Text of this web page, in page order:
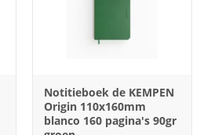
Notitieboek de KEMPEN
Origin 110x160mm
blanco 160 pagina's 90gr